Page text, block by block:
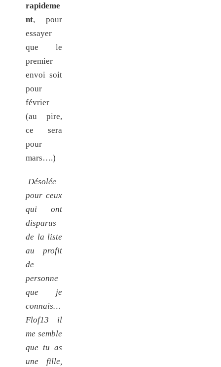
rapideme
nt, pour
essayer
que le
premier
envoi soit
pour
février
(au pire,
ce sera
pour
mars….)
Désolée
pour ceux
qui ont
disparus
de la liste
au profit
de
personne
que je
connais…
Flof13 il
me semble
que tu as
une fille,